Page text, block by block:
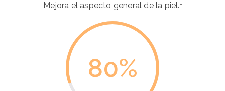
Mejora el aspecto general de la piel.¹
80%